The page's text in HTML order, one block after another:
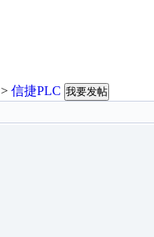
> 信捷PLC 我要发帖